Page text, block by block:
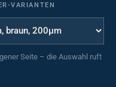
VARIANTEN
Seite – die Auswahl ruft